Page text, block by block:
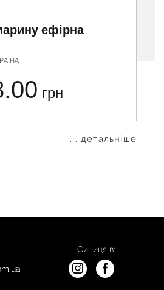
ефірна
грн
... детальніше
Синиця в: